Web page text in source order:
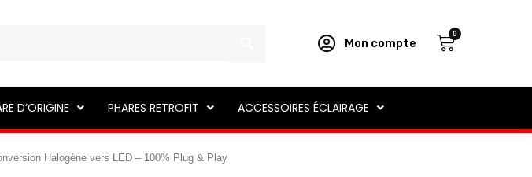
Mon compte
0
Panier
D’ORIGINE PHARES RETROFIT ACCESSOIRES ÉCLAIRAGE
Halogène vers LED – 100% Plug & Play